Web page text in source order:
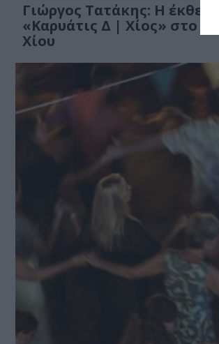
Γιώργος Τατάκης: Η
«Καρυάτις Δ | Χίος» στο
Χίου